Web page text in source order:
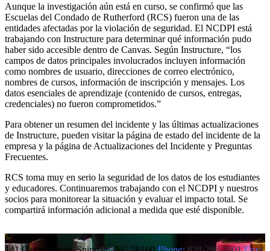
Aunque la investigación aún está en curso, se confirmó que las
Escuelas del Condado de Rutherford (RCS) fueron una de las
entidades afectadas por la violación de seguridad. El NCDPI está
trabajando con Instructure para determinar qué información pudo
haber sido accesible dentro de Canvas. Según Instructure, “los
campos de datos principales involucrados incluyen información
como nombres de usuario, direcciones de correo electrónico,
nombres de cursos, información de inscripción y mensajes. Los
datos esenciales de aprendizaje (contenido de cursos, entregas,
credenciales) no fueron comprometidos.”
Para obtener un resumen del incidente y las últimas actualizaciones
de Instructure, pueden visitar la página de estado del incidente de la
empresa y la página de Actualizaciones del Incidente y Preguntas
Frecuentes.
RCS toma muy en serio la seguridad de los datos de los estudiantes
y educadores. Continuaremos trabajando con el NCDPI y nuestros
socios para monitorear la situación y evaluar el impacto total. Se
compartirá información adicional a medida que esté disponible.
Carver
Center